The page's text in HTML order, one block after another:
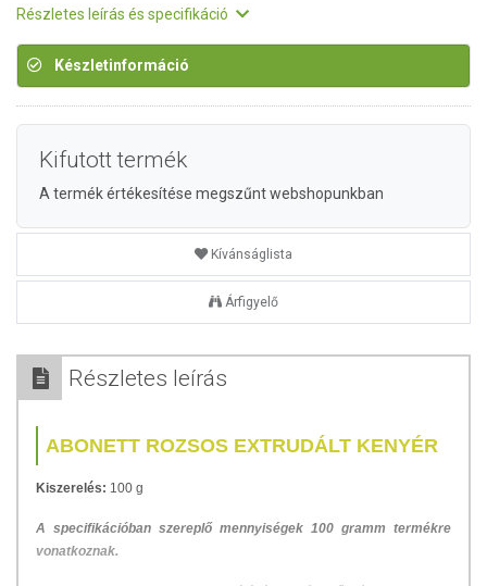
Részletes leírás és specifikáció
Készletinformáció
Kifutott termék
A termék értékesítése megszűnt webshopunkban
Kívánságlista
Árfigyelő
Részletes leírás
ABONETT ROZSOS EXTRUDÁLT KENYÉR
Kiszerelés: 100 g
A specifikációban szereplő mennyiségek 100 gramm termékre
vonatkoznak.